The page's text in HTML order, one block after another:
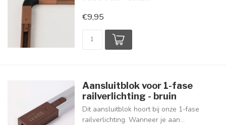
€9,95
Aansluitblok voor 1-fase
railverlichting - bruin
Dit aansluitblok hoort bij onze 1-fase
railverlichting. Wanneer je aan...